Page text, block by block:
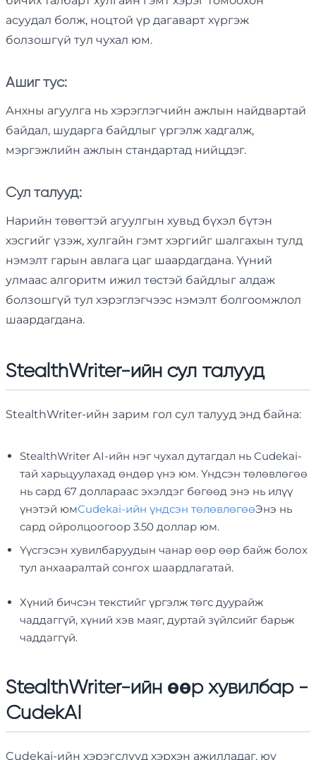
асуудал болж, ноцтой үр дагаварт хүргэж
болзошгүй тул чухал юм.
Ашиг тус:
Анхны агуулга нь хэрэглэгчийн ажлын найдвартай
байдал, шударга байдлыг үргэлж хадгалж,
мэргэжлийн ажлын стандартад нийцдэг.
Сул талууд:
Нарийн төвөгтэй агуулгын хувьд бүхэл бүтэн
хэсгийг үзэж, хулгайн гэмт хэргийг шалгахын тулд
нэмэлт гарын авлага цаг шаардагдана. Үүний
улмаас алгоритм ижил төстэй байдлыг алдаж
болзошгүй тул хэрэглэгчээс нэмэлт болгоомжлол
шаардагдана.
StealthWriter-ийн сул талууд
StealthWriter-ийн зарим гол сул талууд энд байна:
StealthWriter AI-ийн нэг чухал дутагдал нь Cudekai-
тай харьцуулахад өндөр үнэ юм. Үндсэн төлөвлөгөө
нь сард 67 доллараас эхэлдэг бөгөөд энэ нь илүү
үнэтэй юмCudekai-ийн үндсэн төлөвлөгөөЭнэ нь
сард ойролцоогоор 3.50 доллар юм.
Үүсгэсэн хувилбаруудын чанар өөр өөр байж болох
тул анхааралтай сонгох шаардлагатай.
Хүний бичсэн текстийг үргэлж төгс дуурайж
чаддаггүй, хүний ​​хэв маяг, дуртай зүйлсийг барьж
чаддаггүй.
StealthWriter-ийн өөр хувилбар -
CudekAI
Cudekai-ийн хэрэгслүүд хэрхэн ажилладаг, юу